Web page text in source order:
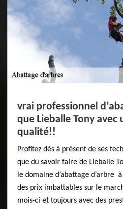
vrai professionnel
que Lieballe Tony avec
qualité!!
Profitez dès à présent de ses
que du savoir faire de Lieballe
le domaine d’abattage d’arbre
des prix imbattables sur le
mois-ci et toujours avec des